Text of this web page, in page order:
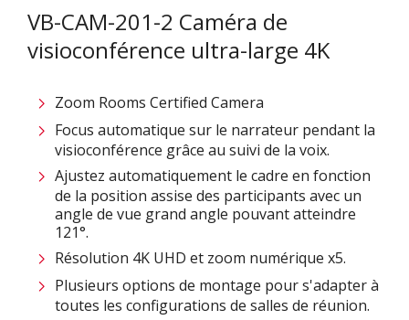
VB-CAM-201-2 Caméra de
visioconférence ultra-large 4K
Zoom Rooms Certified Camera
Focus automatique sur le narrateur pendant la
visioconférence grâce au suivi de la voix.
Ajustez automatiquement le cadre en fonction
de la position assise des participants avec un
angle de vue grand angle pouvant atteindre
121°.
Résolution 4K UHD et zoom numérique x5.
Plusieurs options de montage pour s'adapter à
toutes les configurations de salles de réunion.